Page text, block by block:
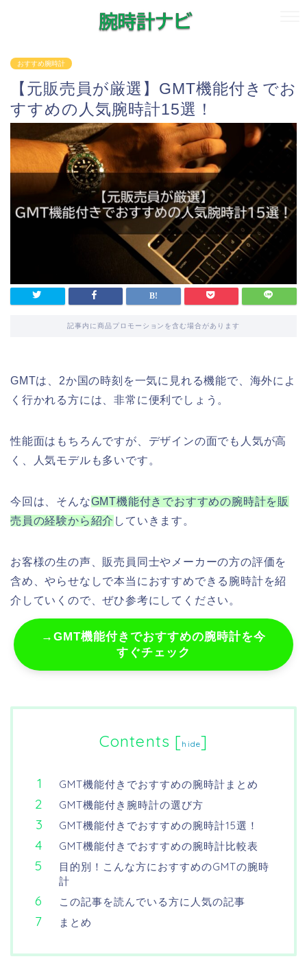
おすすめ腕時計
【元販売員が厳選】GMT機能付きでお
すすめの人気腕時計15選！
記事内に商品プロモーションを含む場合があります
GMTは、2か国の時刻を一気に見れる機能で、海外によ
く行かれる方には、非常に便利でしょう。
性能面はもちろんですが、デザインの面でも人気が高
く、人気モデルも多いです。
今回は、そんなGMT機能付きでおすすめの腕時計を販
売員の経験から紹介 していきます。
お客様の生の声、販売員同士やメーカーの方の評価を
含め、やらせなしで本当におすすめできる腕時計を紹
介していくので、ぜひ参考にしてください。
→GMT機能付きでおすすめの腕時計を今
すぐチェック
Contents [hide]
GMT機能付きでおすすめの腕時計まとめ
GMT機能付き腕時計の選び方
GMT機能付きでおすすめの腕時計15選！
GMT機能付きでおすすめの腕時計比較表
目的別！こんな方におすすめのGMTの腕時
計
この記事を読んでいる方に人気の記事
まとめ